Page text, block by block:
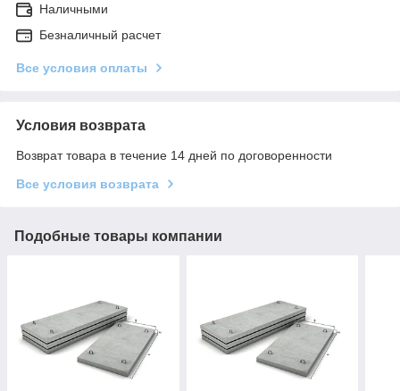
Наличными
Безналичный расчет
Все условия оплаты
Условия возврата
Возврат товара в течение 14 дней по договоренности
Все условия возврата
Подобные товары компании